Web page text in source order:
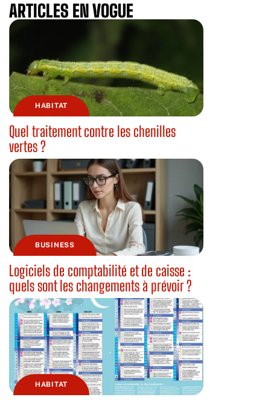
ARTICLES EN VOGUE
HABITAT
Quel traitement contre les chenilles
vertes ?
BUSINESS
Logiciels de comptabilité et de caisse :
quels sont les changements à prévoir ?
HABITAT